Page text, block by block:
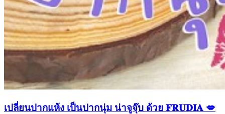
เปลี่ยนปากแห้ง เป็นปากนุ่ม น่าจูจุ๊บ ด้วย 𝐅𝐑𝐔𝐃𝐈𝐀 💋